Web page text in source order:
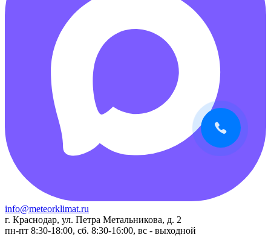
info@meteorklimat.ru
г. Краснодар, ул. Петра Метальникова, д. 2
пн-пт 8:30-18:00, сб. 8:30-16:00, вс - выходной